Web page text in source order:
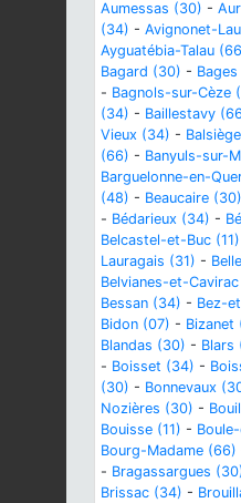
Aumessas (30) -
(34) - Avignonet-
Ayguatébia-Talau
Bagard (30) - Bages
- Bagnols-sur-Cèze
(34) - Baillestavy
Vieux (34) -
(66) - Banyuls-sur-
Barguelonne-en-
(48) - Beaucaire (30)
- Bédarieux (34) -
Belcastel-et-Buc (11)
Lauragais (31) -
Belvianes-et-Cavirac
Bessan (34) - Bez-
Bidon (07) - Bizanet
Blandas (30) - Blars
- Boisset (34) -
(30) - Bonnevaux
Nozières (30) -
Bouisse (11) -
Bourg-Madame (66)
- Bragassargues
Brissac (34) -